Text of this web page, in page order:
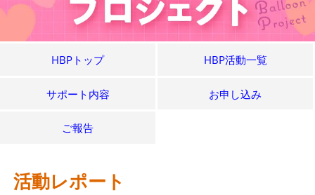
HBPトップ HBP活動一覧
サポート内容 お申し込み
ご報告
活動レポート